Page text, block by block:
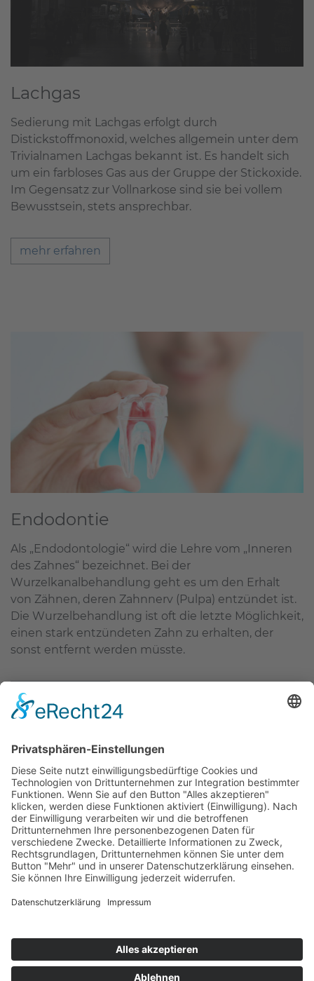
Lachgas
Sedierung mit Lachgas erfolgt durch
Distickstoffmonoxid, welches allgemein unter dem
Trivialnamen Lachgas bekannt ist. Es handelt sich
um ein farbloses Gas aus der Gruppe der Stickoxide.
Im Gegensatz zur Vollnarkose sind sie bei vollem
Bewusstsein, stets ansprechbar.
mehr erfahren
Endodontie
Als „Endodontologie“ wird die Lehre vom „Inneren
des Zahnes“ bezeichnet. Bei der
Wurzelkanalbehandlung geht es um den Erhalt
von Zähnen, deren Zahnnerv (Pulpa) entzündet ist.
Die Wurzelbehandlung ist oft die letzte Möglichkeit,
einen stark entzündeten Zahn zu erhalten, der
sonst entfernt werden müsste.
mehr erfahren
Zahnärzte Potsdam
Zahnarzt Suche
Notdienste Potsdam
Wussten Sie schon?
Zahnarzt Lexikon